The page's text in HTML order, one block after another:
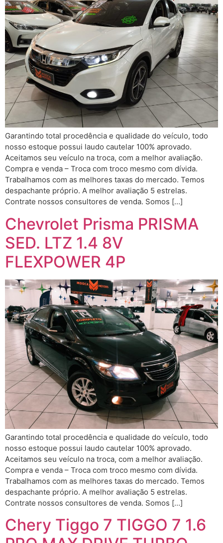
Garantindo total procedência e qualidade do veículo, todo
nosso estoque possui laudo cautelar 100% aprovado.
Aceitamos seu veículo na troca, com a melhor avaliação.
Compra e venda – Troca com troco mesmo com dívida.
Trabalhamos com as melhores taxas do mercado. Temos
despachante próprio. A melhor avaliação 5 estrelas.
Contrate nossos consultores de venda. Somos […]
Chevrolet Prisma PRISMA
SED. LTZ 1.4 8V
FLEXPOWER 4P
Garantindo total procedência e qualidade do veículo, todo
nosso estoque possui laudo cautelar 100% aprovado.
Aceitamos seu veículo na troca, com a melhor avaliação.
Compra e venda – Troca com troco mesmo com dívida.
Trabalhamos com as melhores taxas do mercado. Temos
despachante próprio. A melhor avaliação 5 estrelas.
Contrate nossos consultores de venda. Somos […]
Chery Tiggo 7 TIGGO 7 1.6